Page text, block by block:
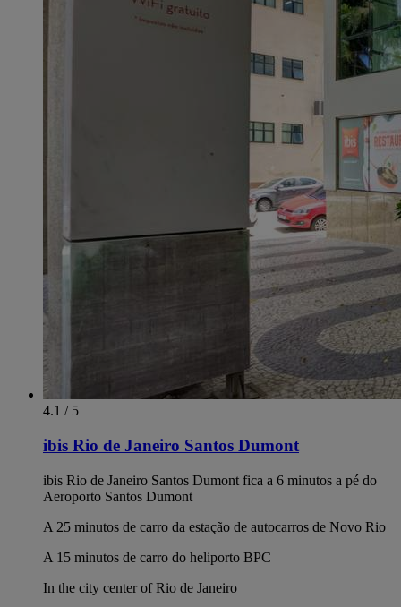
4.1 / 5
ibis Rio de Janeiro Santos Dumont
ibis Rio de Janeiro Santos Dumont fica a 6 minutos a pé do
Aeroporto Santos Dumont
A 25 minutos de carro da estação de autocarros de Novo Rio
A 15 minutos de carro do heliporto BPC
In the city center of Rio de Janeiro